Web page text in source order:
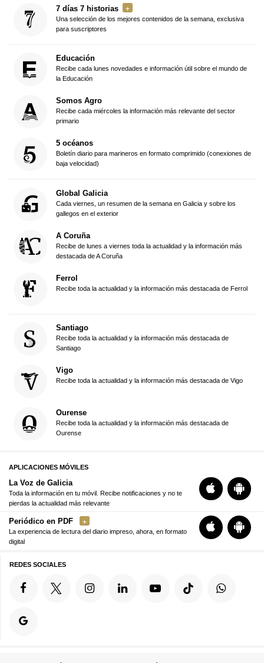
7 días 7 historias
Una selección de los mejores contenidos de la semana, exclusiva
para suscriptores
Educación
Recibe cada lunes novedades e información útil sobre el mundo de
la Educación
Somos Agro
Recibe cada miércoles la información más relevante del sector
primario
5 océanos
Boletín diario para marineros en formato comprimido (conexiones de
baja velocidad)
Global Galicia
Cada viernes, un resumen de la semana en Galicia y sobre los
gallegos en el exterior
A Coruña
Recibe de lunes a viernes toda la actualidad y la información más
destacada de A Coruña
Ferrol
Recibe toda la actualidad y la información más destacada de Ferrol
Santiago
Recibe toda la actualidad y la información más destacada de
Santiago
Vigo
Recibe toda la actualidad y la información más destacada de Vigo
Ourense
Recibe toda la actualidad y la información más destacada de
Ourense
APLICACIONES MÓVILES
La Voz de Galicia
Toda la información en tu móvil. Recibe notificaciones y no te
pierdas la actualidad más relevante
Periódico en PDF
La experiencia de lectura del diario impreso, ahora, en formato
digital
REDES SOCIALES